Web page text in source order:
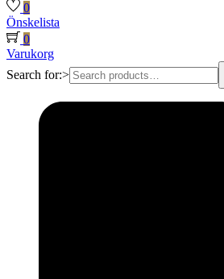
0
Önskelista
0
Varukorg
Search for:>